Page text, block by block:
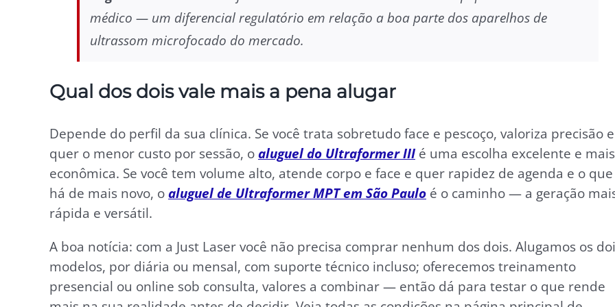
médico — um diferencial regulatório em relação a boa parte dos aparelhos de
ultrassom microfocado do mercado.
Qual dos dois vale mais a pena alugar
Depende do perfil da sua clínica. Se você trata sobretudo face e pescoço, valoriza precisão e
quer o menor custo por sessão, o aluguel do Ultraformer IIIé uma escolha excelente e mais
econômica. Se você tem volume alto, atende corpo e face e quer rapidez de agenda e o que
há de mais novo, o aluguel de Ultraformer MPT em São Paulo é o caminho — a geração
rápida e versátil.
A boa notícia: com a Just Laser você não precisa comprar nenhum dos dois. Alugamos os
modelos, por diária ou mensal, com suporte técnico incluso; oferecemos treinamento
presencial ou online sob consulta, valores a combinar — então dá para testar o que rende